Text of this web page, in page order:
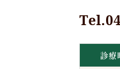
診療